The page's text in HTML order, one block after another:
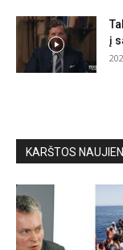
į
KARŠTOS